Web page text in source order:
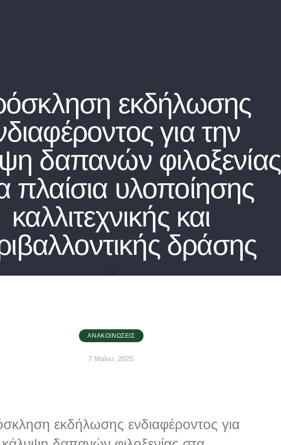
εκδήλωσης
για την
δαπανών φιλοξενίας
πλαίσια υλοποίησης
καλλιτεχνικής και
δράσης
ΑΝΑΚΟΙΝΏΣΕΙΣ
7 Μαΐου, 2025
εκδήλωσης ενδιαφέροντος για